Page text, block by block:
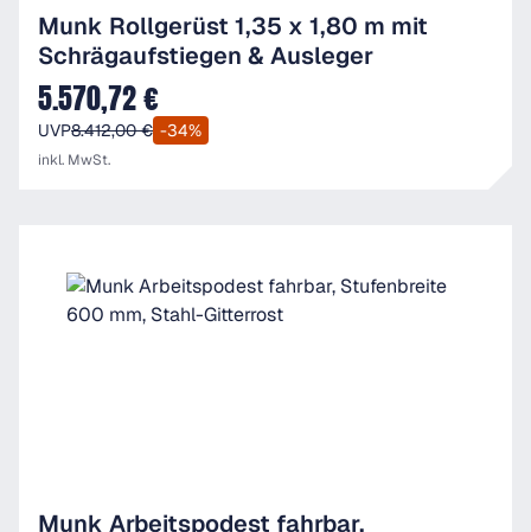
Munk Rollgerüst 1,35 x 1,80 m mit
Schrägaufstiegen & Ausleger
Verkaufspreis:
5.570,72 €
UVP8.412,00 € -34%
inkl. MwSt.
Munk Arbeitspodest fahrbar,